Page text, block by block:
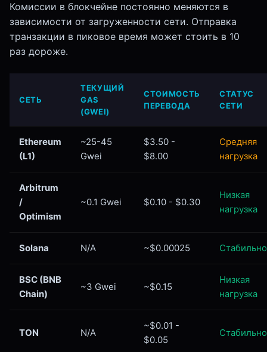
Комиссии в блокчейне постоянно меняются в
зависимости от загруженности сети. Отправка
транзакции в пиковое время может стоить в 10
раз дороже.
СЕТЬ
ТЕКУЩИЙ
GAS
(GWEI)
СТОИМОСТЬ
ПЕРЕВОДА
СТАТУС
СЕТИ
Ethereum
(L1)
~25-45
Gwei
$3.50 -
$8.00
Средняя
нагрузка
Arbitrum
/
Optimism
~0.1 Gwei $0.10 - $0.30
Низкая
нагрузка
Solana N/A ~$0.00025 Стабильно
BSC (BNB
Chain)
~3 Gwei ~$0.15
Низкая
нагрузка
TON N/A
~$0.01 -
$0.05
Стабильно